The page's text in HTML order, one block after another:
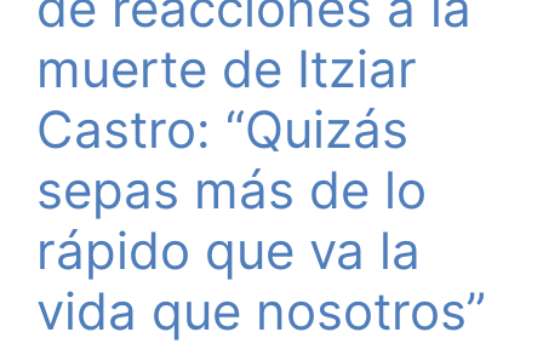
muerte de Itziar
Castro: “Quizás
sepas más de lo
rápido que va la
vida que nosotros”